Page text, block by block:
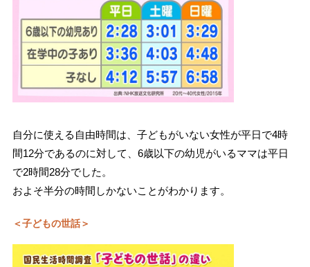
自分に使える自由時間は、子どもがいない女性が平日で4時
間12分であるのに対して、6歳以下の幼児がいるママは平日
で2時間28分でした。
およそ半分の時間しかないことがわかります。
＜子どもの世話＞